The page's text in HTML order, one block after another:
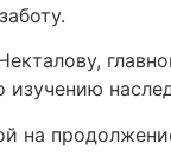
на